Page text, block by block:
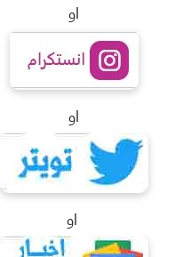
او
او
او